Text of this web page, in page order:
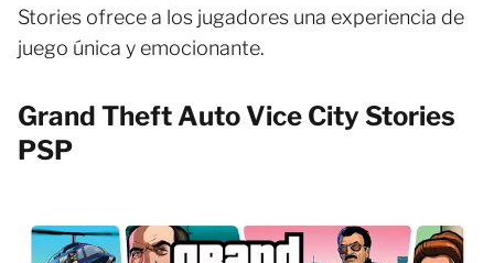
Stories ofrece a los jugadores una experiencia de
juego única y emocionante.
Grand Theft Auto Vice City Stories
PSP